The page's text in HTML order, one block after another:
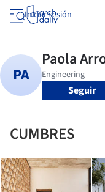
Iniciar sesión
Seguir
CUMBRES